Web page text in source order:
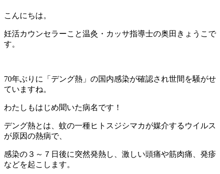
こんにちは。
妊活カウンセラーこと温灸・カッサ指導士の奥田きょうこで
す。
70年ぶりに「デング熱」の国内感染が確認され世間を騒がせ
ていますね。
わたしもはじめ聞いた病名です！
デング熱とは、蚊の一種ヒトスジシマカが媒介するウイルス
が原因の熱病で、
感染の３～７日後に突然発熱し、激しい頭痛や筋肉痛、発疹
などを起こします。